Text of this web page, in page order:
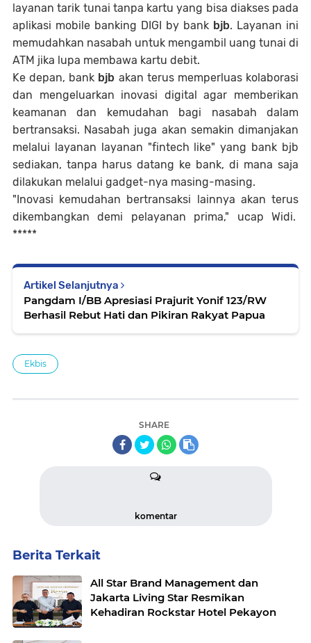
layanan tarik tunai tanpa kartu yang bisa diakses pada
aplikasi mobile banking DIGI by bank bjb. Layanan ini
memudahkan nasabah untuk mengambil uang tunai di
ATM jika lupa membawa kartu debit.
Ke depan, bank bjb akan terus memperluas kolaborasi
dan mengeluarkan inovasi digital agar memberikan
keamanan dan kemudahan bagi nasabah dalam
bertransaksi. Nasabah juga akan semakin dimanjakan
melalui layanan layanan "fintech like" yang bank bjb
sediakan, tanpa harus datang ke bank, di mana saja
dilakukan melalui gadget-nya masing-masing.
"Inovasi kemudahan bertransaksi lainnya akan terus
dikembangkan demi pelayanan prima," ucap Widi.
*****
Artikel Selanjutnya
Pangdam I/BB Apresiasi Prajurit Yonif 123/RW
Berhasil Rebut Hati dan Pikiran Rakyat Papua
Ekbis
SHARE
komentar
Berita Terkait
All Star Brand Management dan
Jakarta Living Star Resmikan
Kehadiran Rockstar Hotel Pekayon